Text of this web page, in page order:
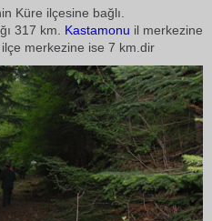
Küre ilçesine bağlı.
317 km. Kastamonu il merkezine
merkezine ise 7 km.dir